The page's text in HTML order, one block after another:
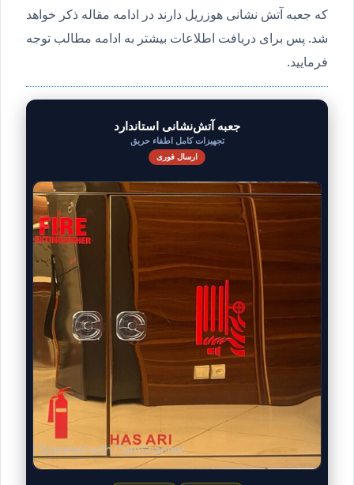
که جعبه آتش نشانی هوزریل دارند در ادامه مقاله ذکر خواهد
شد. پس برای دریافت اطلاعات بیشتر به ادامه مطالب توجه
فرمایید.
جعبه آتش‌نشانی استاندارد
تجهیزات کامل اطفاء حریق
ارسال فوری